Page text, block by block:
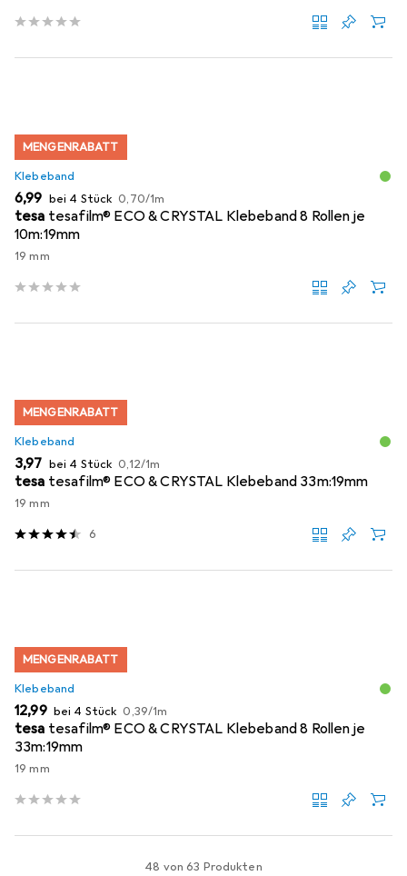
MENGENRABATT
Klebeband
EUR
6,99 bei 4 Stück EUR
0,70/1m
tesa tesafilm® ECO & CRYSTAL Klebeband 8 Rollen je
10m:19mm
19 mm
MENGENRABATT
Klebeband
EUR
3,97 bei 4 Stück EUR
0,12/1m
tesa tesafilm® ECO & CRYSTAL Klebeband 33m:19mm
19 mm
6
MENGENRABATT
Klebeband
EUR
12,99 bei 4 Stück EUR
0,39/1m
tesa tesafilm® ECO & CRYSTAL Klebeband 8 Rollen je
33m:19mm
19 mm
48 von 63 Produkten